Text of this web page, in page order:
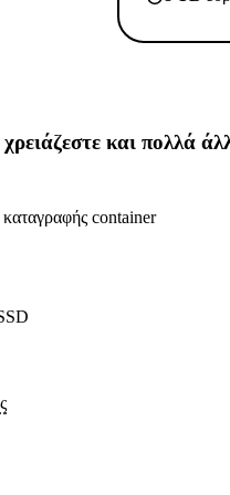
και πολλά
container